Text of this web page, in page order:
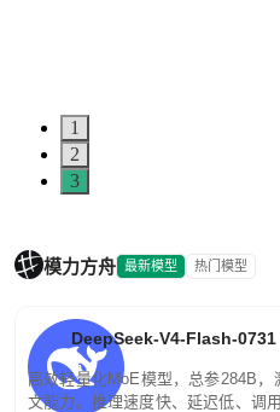
1
2
3
模力方舟 最新模型 热门模型
DeepSeek-V4-Flash-0731
高效轻量化MoE模型，总参284B
文能力。推理速度快、延迟低、调